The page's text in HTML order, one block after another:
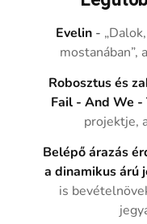
Evelin -
mostanában”,
Robosztus és
Fail - And We
projektje,
Belépő árazás
a dinamikus árú
is